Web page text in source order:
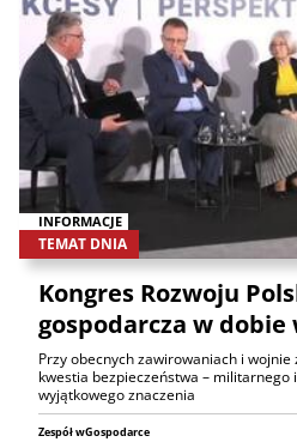
INFORMACJE
TEMAT DNIA
Kongres Rozwoju
gospodarcza w
Przy obecnych zawirowaniach i
kwestia bezpieczeństwa – militarnego
wyjątkowego znaczenia
Zespół wGospodarce